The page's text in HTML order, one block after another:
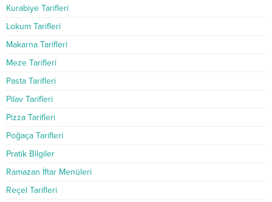
Kurabiye Tarifleri
Lokum Tarifleri
Makarna Tarifleri
Meze Tarifleri
Pasta Tarifleri
Pilav Tarifleri
Pizza Tarifleri
Poğaça Tarifleri
Pratik Bilgiler
Ramazan İftar Menüleri
Reçel Tarifleri